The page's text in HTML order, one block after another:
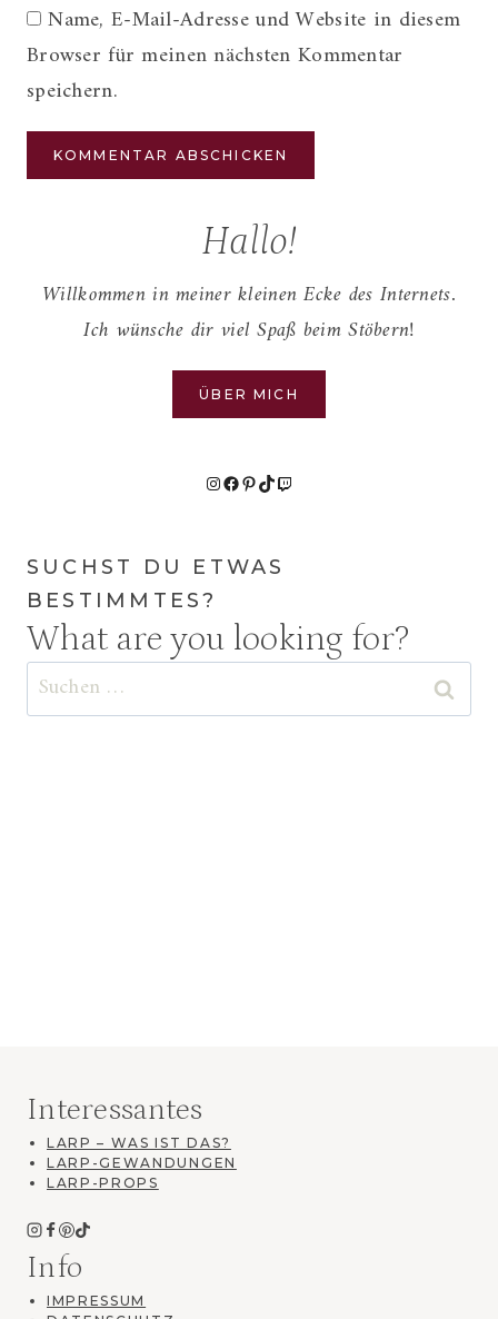
Name, E-Mail-Adresse und Website in diesem
Browser für meinen nächsten Kommentar
speichern.
Hallo!
Willkommen in meiner kleinen Ecke des Internets.
Ich wünsche dir viel Spaß beim Stöbern!
ÜBER MICH
Instagram
Facebook
Pinterest
TikTok
Twitch
SUCHST DU ETWAS
BESTIMMTES?
What are you looking for?
Suchen
nach:
Interessantes
LARP – WAS IST DAS?
LARP-GEWANDUNGEN
LARP-PROPS
Info
IMPRESSUM